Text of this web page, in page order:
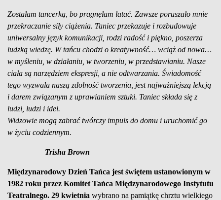
Zostałam tancerką, bo pragnęłam latać. Zawsze poruszało mnie
przekraczanie siły ciążenia. Taniec przekazuje i rozbudowuje
uniwersalny język komunikacji, rodzi radość i piękno, poszerza
ludzką wiedzę. W tańcu chodzi o kreatywność… wciąż od nowa…
w myśleniu, w działaniu, w tworzeniu, w przedstawianiu. Nasze
ciała są narzędziem ekspresji, a nie odtwarzania. Świadomość
tego wyzwala naszą zdolność tworzenia, jest najważniejszą lekcją
i darem związanym z uprawianiem sztuki. Taniec składa się z
ludzi, ludzi i idei.
Widzowie mogą zabrać twórczy impuls do domu i uruchomić go
w życiu codziennym.
Trisha Brown
Międzynarodowy Dzień Tańca jest świętem ustanowionym w
1982 roku przez Komitet Tańca Międzynarodowego Instytutu
Teatralnego. 29 kwietnia wybrano na pamiątkę chrztu wielkiego